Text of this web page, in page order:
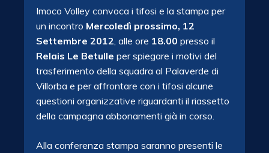
Imoco Volley convoca i tifosi e la stampa per
un incontro Mercoledì prossimo, 12
Settembre 2012, alle ore 18.00 presso il
Relais Le Betulle per spiegare i motivi del
trasferimento della squadra al Palaverde di
Villorba e per affrontare con i tifosi alcune
questioni organizzative riguardanti il riassetto
della campagna abbonamenti già in corso.
Alla conferenza stampa saranno presenti le